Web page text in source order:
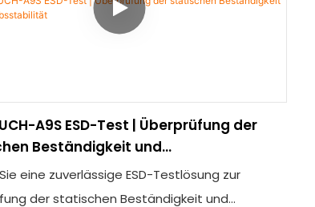
A9S ESD-Test | Überprüfung der
Beständigkeit und
eine zuverlässige ESD-Testlösung zur
der statischen Beständigkeit und